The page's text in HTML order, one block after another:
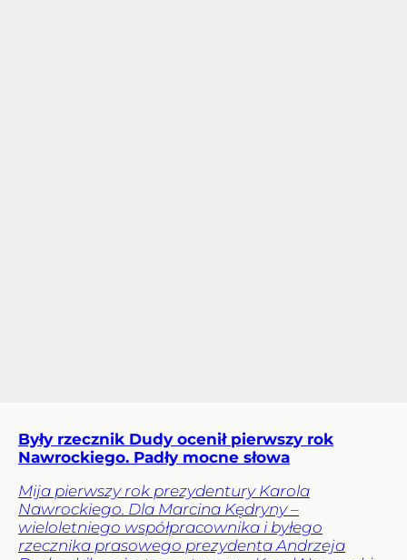
Były rzecznik Dudy ocenił pierwszy rok
Nawrockiego. Padły mocne słowa
Mija pierwszy rok prezydentury Karola
Nawrockiego. Dla Marcina Kędryny –
wieloletniego współpracownika i byłego
rzecznika prasowego prezydenta Andrzeja